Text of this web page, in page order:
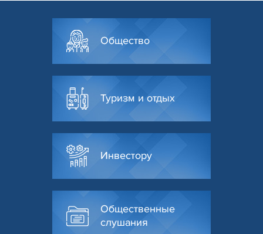
Общество
Туризм и отдых
Инвестору
Общественные
слушания